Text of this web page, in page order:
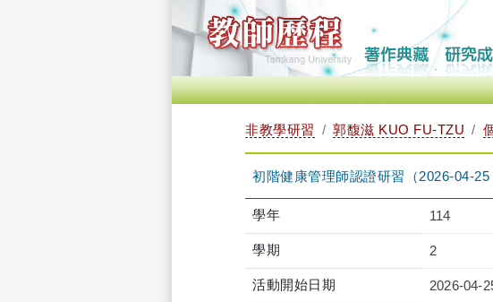
非教學研習 郭馥滋 KUO FU-TZU
初階健康管理師認證研習（2026-04-
學年 114
學期 2
活動開始日期 2026-04-